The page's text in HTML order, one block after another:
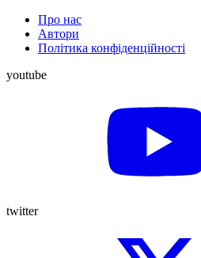
Про нас
Автори
Політика конфіденційності
youtube
twitter